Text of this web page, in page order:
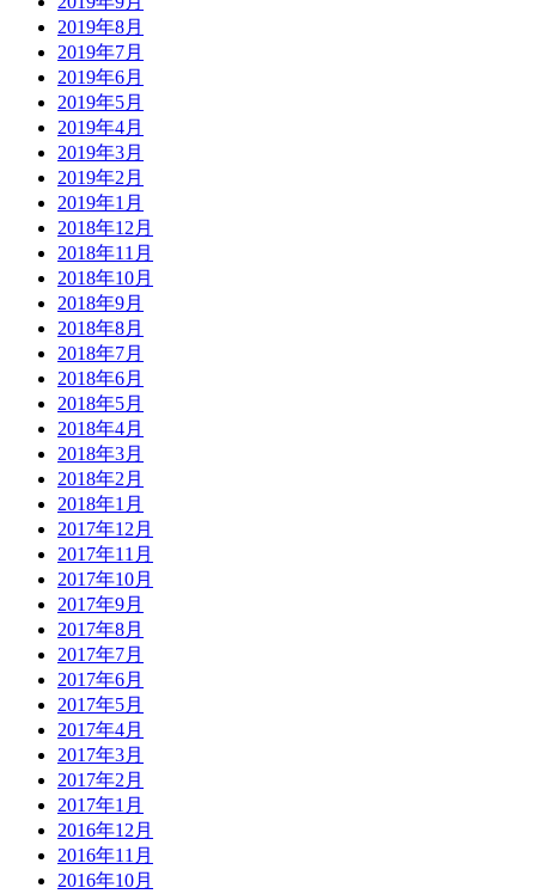
2019年8月
2019年7月
2019年6月
2019年5月
2019年4月
2019年3月
2019年2月
2019年1月
2018年12月
2018年11月
2018年10月
2018年9月
2018年8月
2018年7月
2018年6月
2018年5月
2018年4月
2018年3月
2018年2月
2018年1月
2017年12月
2017年11月
2017年10月
2017年9月
2017年8月
2017年7月
2017年6月
2017年5月
2017年4月
2017年3月
2017年2月
2017年1月
2016年12月
2016年11月
2016年10月